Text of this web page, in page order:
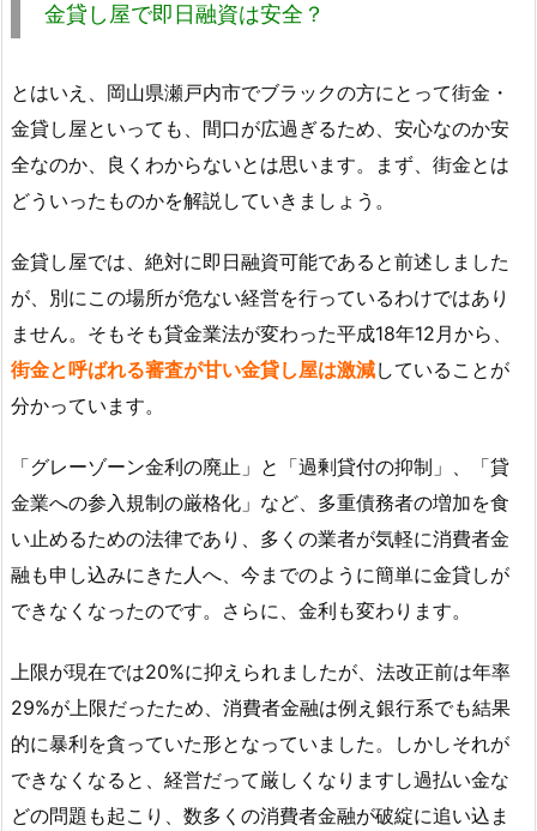
金貸し屋で即日融資は安全？
とはいえ、岡山県瀬戸内市でブラックの方にとって街金・
金貸し屋といっても、間口が広過ぎるため、安心なのか安
全なのか、良くわからないとは思います。まず、街金とは
どういったものかを解説していきましょう。
金貸し屋では、絶対に即日融資可能であると前述しました
が、別にこの場所が危ない経営を行っているわけではあり
ません。そもそも貸金業法が変わった平成18年12月から、
街金と呼ばれる審査が甘い金貸し屋は激減していることが
分かっています。
「グレーゾーン金利の廃止」と「過剰貸付の抑制」、「貸
金業への参入規制の厳格化」など、多重債務者の増加を食
い止めるための法律であり、多くの業者が気軽に消費者金
融も申し込みにきた人へ、今までのように簡単に金貸しが
できなくなったのです。さらに、金利も変わります。
上限が現在では20%に抑えられましたが、法改正前は年率
29%が上限だったため、消費者金融は例え銀行系でも結果
的に暴利を貪っていた形となっていました。しかしそれが
できなくなると、経営だって厳しくなりますし過払い金な
どの問題も起こり、数多くの消費者金融が破綻に追い込ま